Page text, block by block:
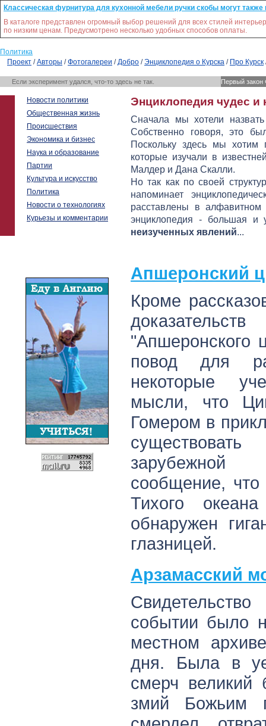
Классическая фурнитура для кухонной мебели ручки скобы могут также
В каталоге представлен огромный выбор решений для всех стилей
по низким ценам. Предусмотрено несколько удобных способов оплаты.
Политика
Проект /Авторы /Фотогалереи /Добро /Энциклопедия о Курска / Про Курск
Если эксперимент удался, что-то здесь не так. Первый закон
Новости политики
Общественная жизнь
Происшествия
Экономика и бизнес
Наука и образование
Партии
Культура и искусство
Политика
Новости о технологиях
Курьезы и комментарии
Энциклопедия чудес и
Сначала мы хотели
Собственно говоря, это
Поскольку здесь мы хотим
которые изучали в
Малдер и Дана Скалли.
Но так как по своей
напоминает
расставлены в алфавитном
энциклопедия - большая и
неизученных явлений...
Апшеронский
Кроме
"Апшеронского
повод для
некоторые
мысли, что
Гомером в
сообщение,
Тихого
обнаружен
глазницей.
Арзамасский
событии было
местном
дня. Была в
смерч
змий Божьим